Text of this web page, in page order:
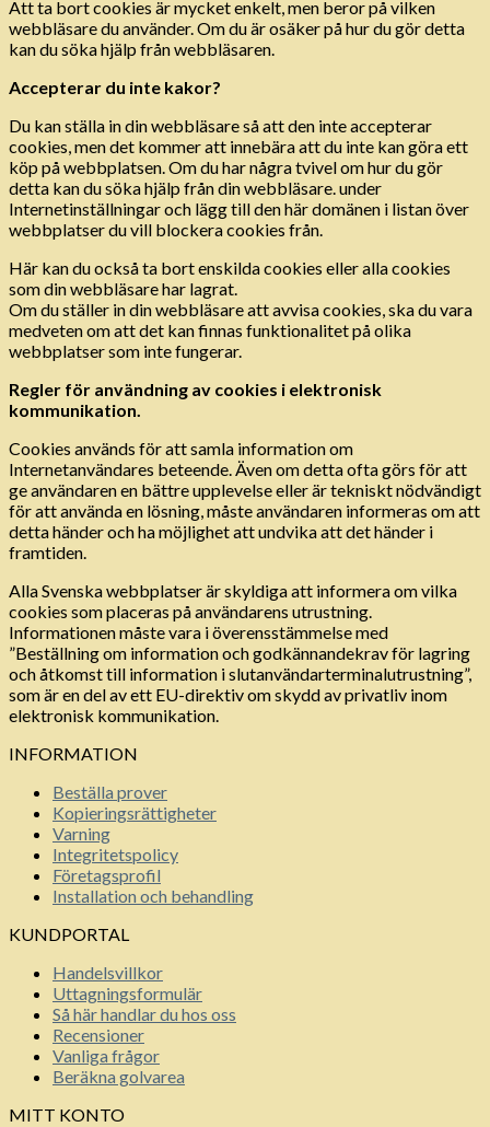
Att ta bort cookies är mycket enkelt, men beror på vilken
webbläsare du använder. Om du är osäker på hur du gör detta
kan du söka hjälp från webbläsaren.
Accepterar du inte kakor?
Du kan ställa in din webbläsare så att den inte accepterar
cookies, men det kommer att innebära att du inte kan göra ett
köp på webbplatsen. Om du har några tvivel om hur du gör
detta kan du söka hjälp från din webbläsare. under
Internetinställningar och lägg till den här domänen i listan över
webbplatser du vill blockera cookies från.
Här kan du också ta bort enskilda cookies eller alla cookies
som din webbläsare har lagrat.
Om du ställer in din webbläsare att avvisa cookies, ska du vara
medveten om att det kan finnas funktionalitet på olika
webbplatser som inte fungerar.
Regler för användning av cookies i elektronisk
kommunikation.
Cookies används för att samla information om
Internetanvändares beteende. Även om detta ofta görs för att
ge användaren en bättre upplevelse eller är tekniskt nödvändigt
för att använda en lösning, måste användaren informeras om att
detta händer och ha möjlighet att undvika att det händer i
framtiden.
Alla Svenska webbplatser är skyldiga att informera om vilka
cookies som placeras på användarens utrustning.
Informationen måste vara i överensstämmelse med
”Beställning om information och godkännandekrav för lagring
och åtkomst till information i slutanvändarterminalutrustning”,
som är en del av ett EU-direktiv om skydd av privatliv inom
elektronisk kommunikation.
INFORMATION
Beställa prover
Kopieringsrättigheter
Varning
Integritetspolicy
Företagsprofil
Installation och behandling
KUNDPORTAL
Handelsvillkor
Uttagningsformulär
Så här handlar du hos oss
Recensioner
Vanliga frågor
Beräkna golvarea
MITT KONTO